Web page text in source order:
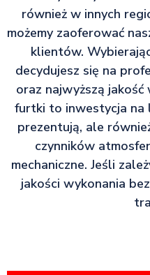
również w innych
możemy zaoferować
klientów.
decydujesz się na
oraz najwyższą jakość
furtki to inwestycja na
prezentują, ale
czynników
mechaniczne. Jeśli
jakości wykonania